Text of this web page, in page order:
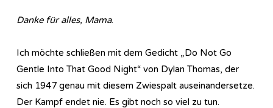
Danke für alles, Mama.
Ich möchte schließen mit dem Gedicht „Do Not Go
Gentle Into That Good Night“ von Dylan Thomas, der
sich 1947 genau mit diesem Zwiespalt auseinandersetze.
Der Kampf endet nie. Es gibt noch so viel zu tun.